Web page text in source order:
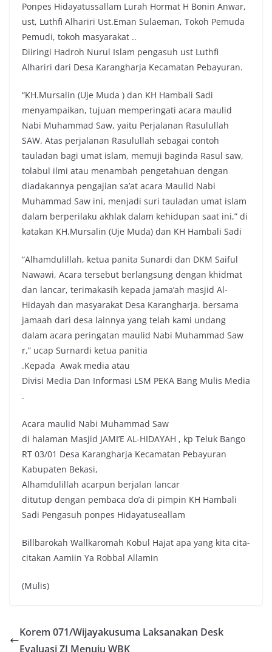
Ponpes Hidayatussallam Lurah Hormat H Bonin Anwar,
ust, Luthfi Alhariri Ust.Eman Sulaeman, Tokoh Pemuda
Pemudi, tokoh masyarakat ..
Diiringi Hadroh Nurul Islam pengasuh ust Luthfi
Alhariri dari Desa Karangharja Kecamatan Pebayuran.
“KH.Mursalin (Uje Muda ) dan KH Hambali Sadi
menyampaikan, tujuan memperingati acara maulid
Nabi Muhammad Saw, yaitu Perjalanan Rasulullah
SAW. Atas perjalanan Rasulullah sebagai contoh
tauladan bagi umat islam, memuji baginda Rasul saw,
tolabul ilmi atau menambah pengetahuan dengan
diadakannya pengajian sa’at acara Maulid Nabi
Muhammad Saw ini, menjadi suri tauladan umat islam
dalam berperilaku akhlak dalam kehidupan saat ini,” di
katakan KH.Mursalin (Uje Muda) dan KH Hambali Sadi
“Alhamdulillah, ketua panita Sunardi dan DKM Saiful
Nawawi, Acara tersebut berlangsung dengan khidmat
dan lancar, terimakasih kepada jama’ah masjid Al-
Hidayah dan masyarakat Desa Karangharja. bersama
jamaah dari desa lainnya yang telah kami undang
dalam acara peringatan maulid Nabi Muhammad Saw
r,” ucap Surnardi ketua panitia
.Kepada Awak media atau
Divisi Media Dan Informasi LSM PEKA Bang Mulis Media
.
Acara maulid Nabi Muhammad Saw
di halaman Masjid JAMI’E AL-HIDAYAH , kp Teluk Bango
RT 03/01 Desa Karangharja Kecamatan Pebayuran
Kabupaten Bekasi,
Alhamdulillah acarpun berjalan lancar
ditutup dengan pembaca do’a di pimpin KH Hambali
Sadi Pengasuh ponpes Hidayatuseallam
Billbarokah Wallkaromah Kobul Hajat apa yang kita cita-
citakan Aamiin Ya Robbal Allamin
(Mulis)
Korem 071/Wijayakusuma Laksanakan Desk
Evaluasi ZI Menuju WBK